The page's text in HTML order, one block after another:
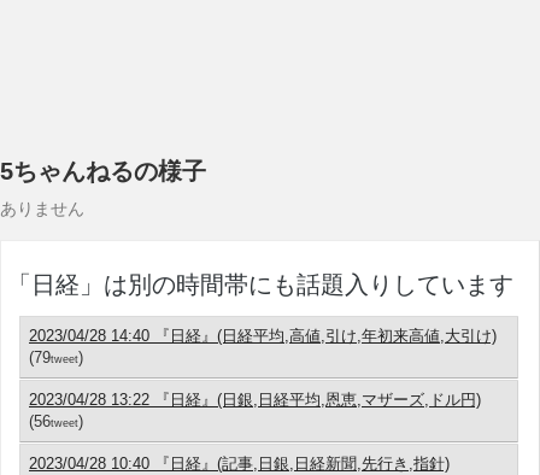
5ちゃんねるの様子
ありません
「日経」は別の時間帯にも話題入りしています
2023/04/28 14:40 『日経』(日経平均,高値,引け,年初来高値,大引け)
(79tweet)
2023/04/28 13:22 『日経』(日銀,日経平均,恩恵,マザーズ,ドル円)
(56tweet)
2023/04/28 10:40 『日経』(記事,日銀,日経新聞,先行き,指針)